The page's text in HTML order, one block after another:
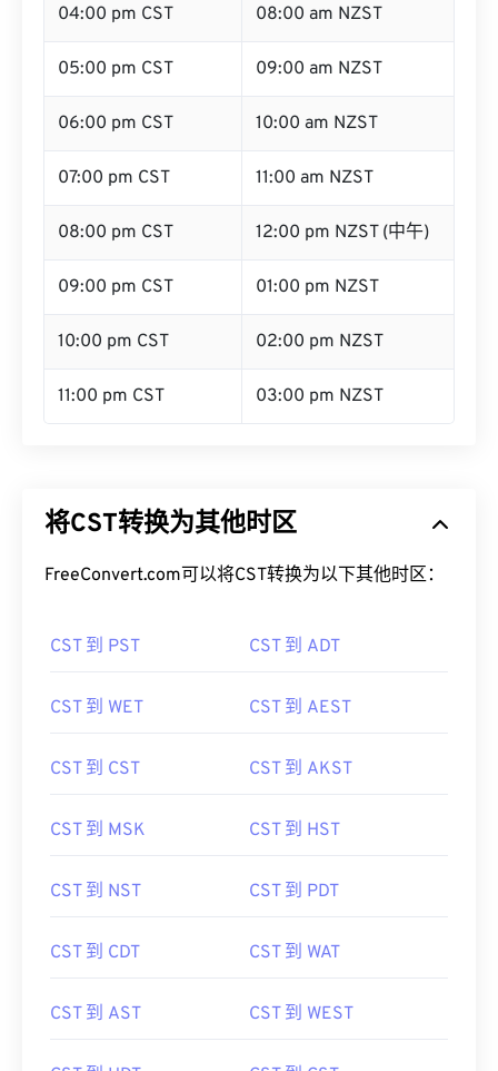
04:00 pm CST 08:00 am NZST
05:00 pm CST 09:00 am NZST
06:00 pm CST 10:00 am NZST
07:00 pm CST 11:00 am NZST
08:00 pm CST 12:00 pm NZST (中午)
09:00 pm CST 01:00 pm NZST
10:00 pm CST 02:00 pm NZST
11:00 pm CST 03:00 pm NZST
将CST转换为其他时区
FreeConvert.com可以将CST转换为以下其他时区：
CST 到 PST CST 到 ADT
CST 到 WET CST 到 AEST
CST 到 CST CST 到 AKST
CST 到 MSK CST 到 HST
CST 到 NST CST 到 PDT
CST 到 CDT CST 到 WAT
CST 到 AST CST 到 WEST